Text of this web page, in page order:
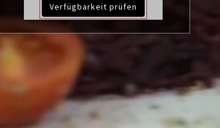
Verfügbarkeit prüfen